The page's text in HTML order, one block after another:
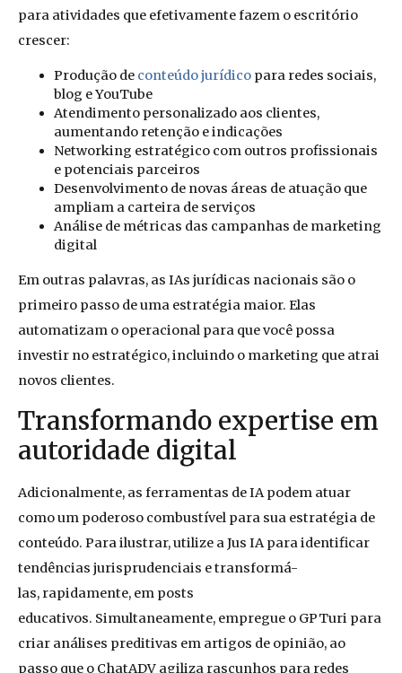
para atividades que efetivamente fazem o escritório
crescer:
Produção de conteúdo jurídico para redes sociais,
blog e YouTube
Atendimento personalizado aos clientes,
aumentando retenção e indicações
Networking estratégico com outros profissionais
e potenciais parceiros
Desenvolvimento de novas áreas de atuação que
ampliam a carteira de serviços
Análise de métricas das campanhas de marketing
digital
Em outras palavras, as IAs jurídicas nacionais são o
primeiro passo de uma estratégia maior. Elas
automatizam o operacional para que você possa
investir no estratégico, incluindo o marketing que atrai
novos clientes.
Transformando expertise em
autoridade digital
Adicionalmente, as ferramentas de IA podem atuar
como um poderoso combustível para sua estratégia de
conteúdo. Para ilustrar, utilize a Jus IA para identificar
tendências jurisprudenciais e transformá-
las, rapidamente, em posts
educativos. Simultaneamente, empregue o GPTuri para
criar análises preditivas em artigos de opinião, ao
passo que o ChatADV agiliza rascunhos para redes